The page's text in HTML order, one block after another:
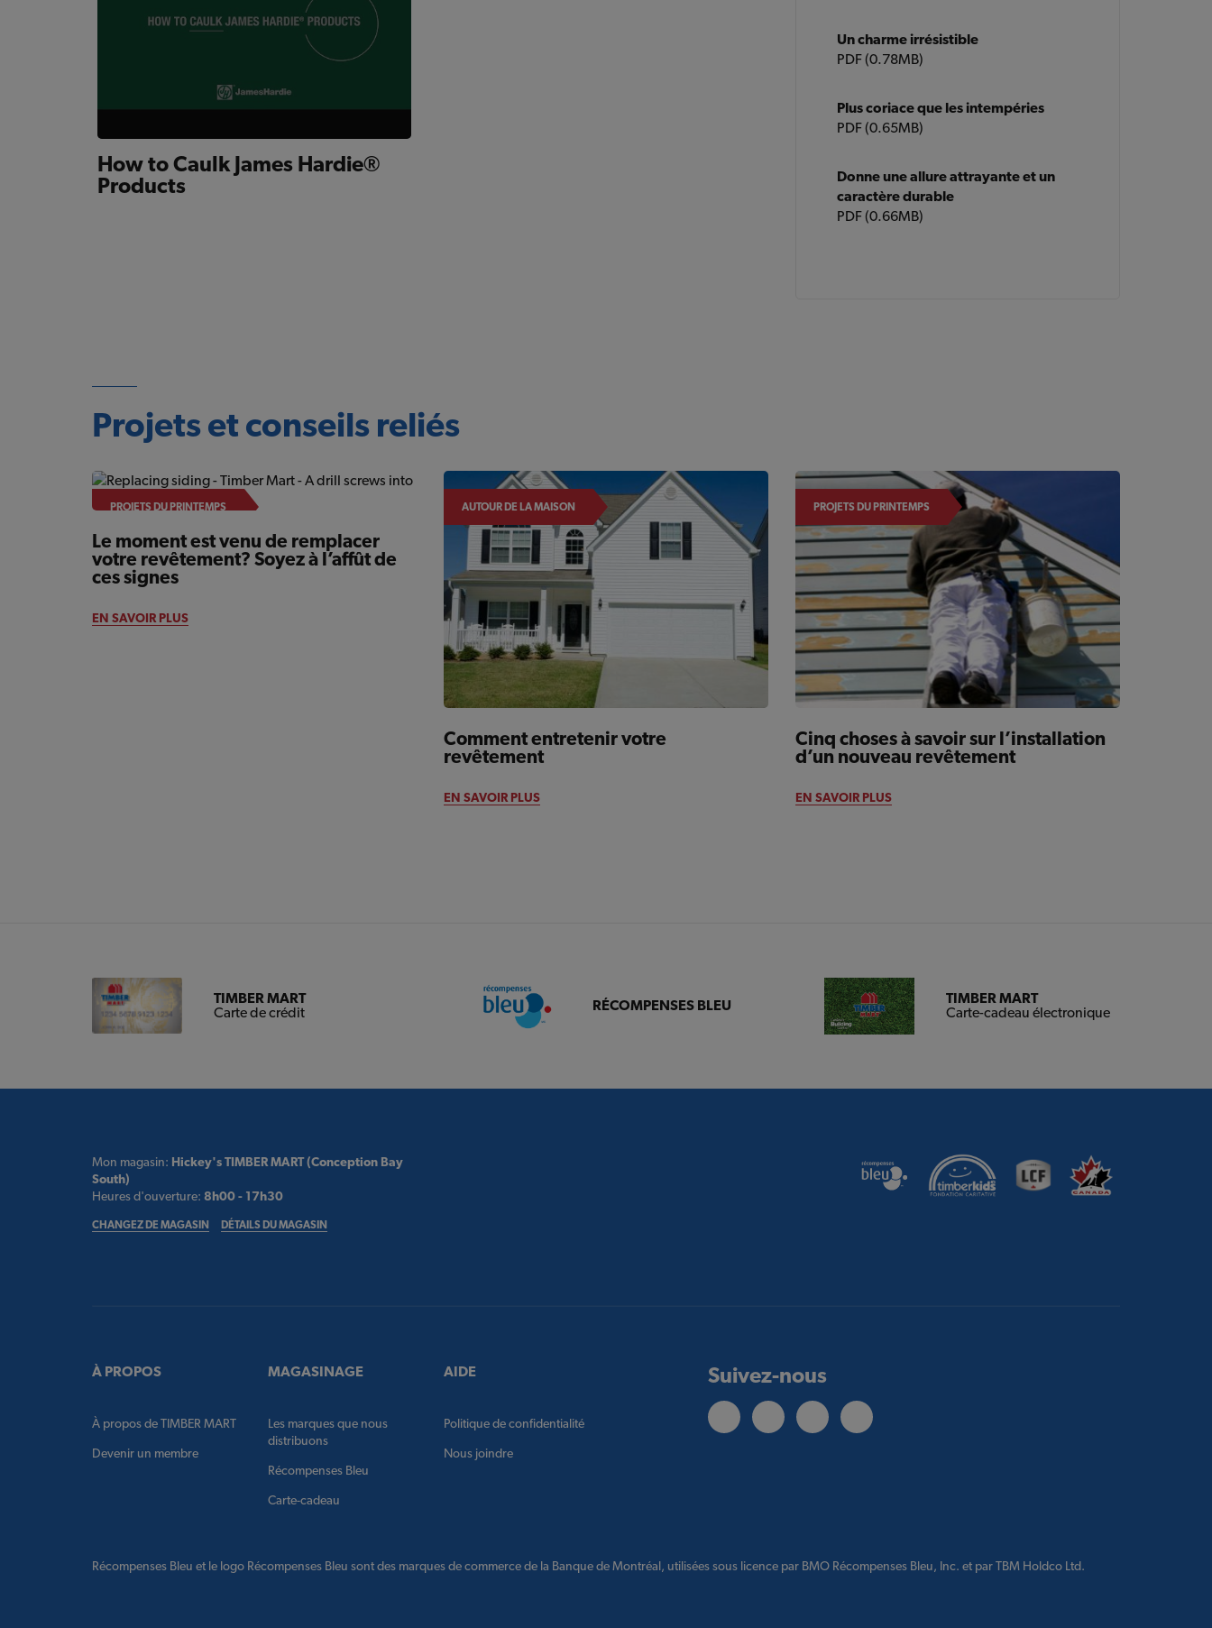
How to Caulk James Hardie®
Products
Un charme irrésistible
PDF (0.78MB)
Plus coriace que les intempéries
PDF (0.65MB)
Donne une allure attrayante et un
caractère durable
PDF (0.66MB)
Projets et conseils reliés
PROJETS DU PRINTEMPS
Le moment est venu de remplacer
votre revêtement? Soyez à l’affût de
ces signes
EN SAVOIR PLUS
AUTOUR DE LA MAISON
Comment entretenir votre
revêtement
EN SAVOIR PLUS
PROJETS DU PRINTEMPS
Cinq choses à savoir sur l’installation
d’un nouveau revêtement
EN SAVOIR PLUS
TIMBER MART
Carte de crédit
RÉCOMPENSES BLEU
TIMBER MART
Carte-cadeau électronique
Mon magasin: Hickey's TIMBER MART (Conception Bay
South)
Heures d'ouverture: 8h00 - 17h30
CHANGEZ DE MAGASIN DÉTAILS DU MAGASIN
À PROPOS
À propos de TIMBER MART
Devenir un membre
MAGASINAGE
Les marques que nous
distribuons
Récompenses Bleu
Carte-cadeau
AIDE
Politique de confidentialité
Nous joindre
Suivez-nous
Récompenses Bleu et le logo Récompenses Bleu sont des marques de commerce de la Banque de Montréal, utilisées sous licence par BMO Récompenses Bleu, Inc. et par TBM Holdco Ltd.